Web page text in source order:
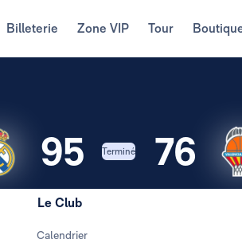
Billeterie Zone VIP Tour
95 76
Terminé
Le Club
Calendrier